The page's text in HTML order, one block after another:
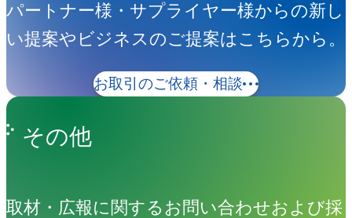
パートナー様・サプライヤー様からの新し
い提案やビジネスのご提案はこちらから。
お取引のご依頼・相談
その他
取材・広報に関するお問い合わせおよび採